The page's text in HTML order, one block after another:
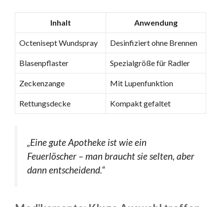
Inhalt Anwendung
Octenisept Wundspray Desinfiziert ohne Brennen
Blasenpflaster Spezialgröße für Radler
Zeckenzange Mit Lupenfunktion
Rettungsdecke Kompakt gefaltet
„Eine gute Apotheke ist wie ein
Feuerlöscher – man braucht sie selten, aber
dann entscheidend.“